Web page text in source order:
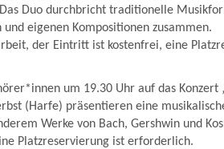
Duo durchbricht traditionelle
eigenen Kompositionen zusammen.
der Eintritt ist kostenfrei, eine
um 19.30 Uhr auf das Konzert
(Harfe) präsentieren eine
Werke von Bach, Gershwin und
Platzreservierung ist erforderlich.